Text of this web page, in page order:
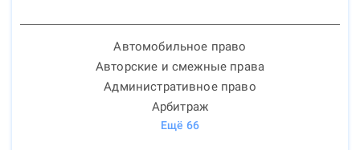
Автомобильное право
Авторские и смежные права
Административное право
Арбитраж
Ещё 66